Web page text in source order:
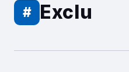
# Exclu